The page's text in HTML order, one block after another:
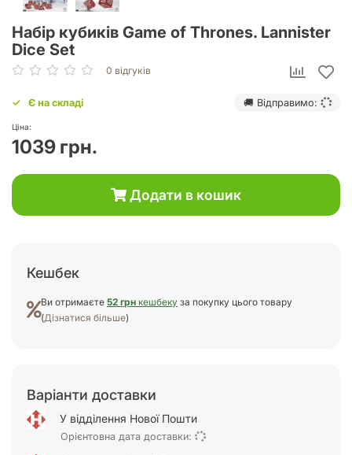
Набір кубиків Game of Thrones. Lannister
Dice Set
0 відгуків
Є на складі 🚚 Відправимо:
Ціна:
1039 грн.
Додати в кошик
Кешбек
Ви отримаєте 52 грн кешбеку за покупку цього товару
(Дізнатися більше)
Варіанти доставки
У відділення Нової Пошти
Орієнтовна дата доставки: